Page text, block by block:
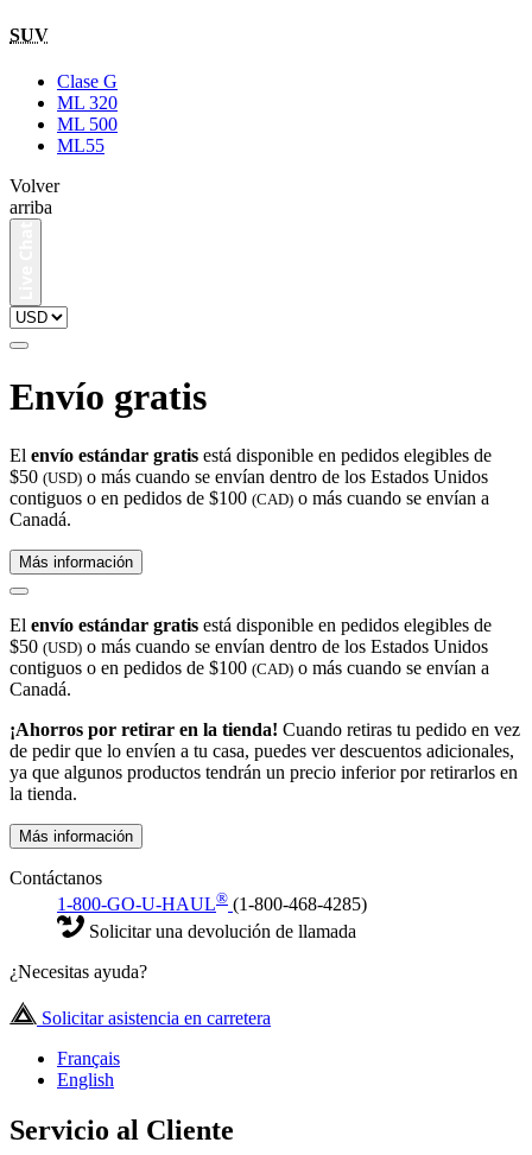
SUV
Clase G
ML 320
ML 500
ML55
Volver
arriba
Envío gratis
El envío estándar gratis está disponible en pedidos elegibles de
$50 (USD) o más cuando se envían dentro de los Estados Unidos
contiguos o en pedidos de $100 (CAD) o más cuando se envían a
Canadá.
Más información
El envío estándar gratis está disponible en pedidos elegibles de
$50 (USD) o más cuando se envían dentro de los Estados Unidos
contiguos o en pedidos de $100 (CAD) o más cuando se envían a
Canadá.
¡Ahorros por retirar en la tienda! Cuando retiras tu pedido en vez
de pedir que lo envíen a tu casa, puedes ver descuentos adicionales,
ya que algunos productos tendrán un precio inferior por retirarlos en
la tienda.
Más información
Contáctanos
1-800-GO-U-HAUL® (1-800-468-4285)
Solicitar una devolución de llamada
¿Necesitas ayuda?
Solicitar asistencia en carretera
Français
English
Servicio al Cliente